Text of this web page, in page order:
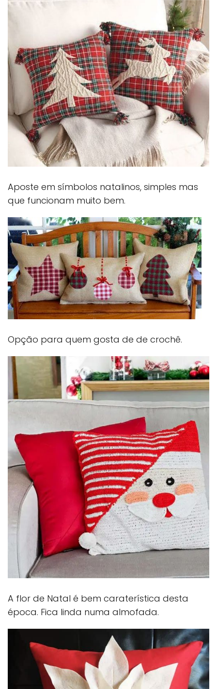
Aposte em símbolos natalinos, simples mas
que funcionam muito bem.
Opção para quem gosta de de crochê.
A flor de Natal é bem caraterística desta
época. Fica linda numa almofada.